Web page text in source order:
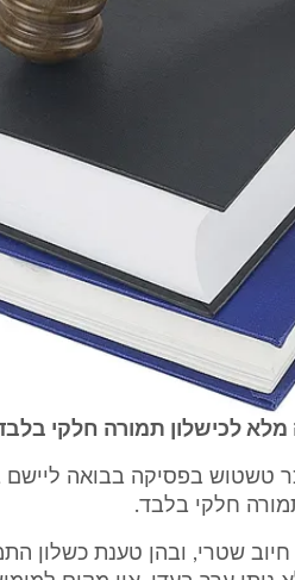
טשטוש בפסיקה בבואה ליישם
חלקי בלבד.
חיוב שטרי, ובהן טענת כשלון